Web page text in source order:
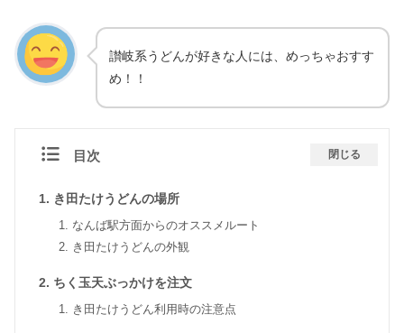
讃岐系うどんが好きな人には、めっちゃおすす
め！！
目次 閉じる
き田たけうどんの場所
なんば駅方面からのオススメルート
き田たけうどんの外観
ちく玉天ぶっかけを注文
き田たけうどん利用時の注意点